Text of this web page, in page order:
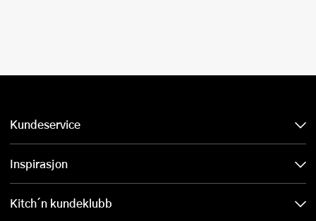
Kundeservice
Inspirasjon
Kitch´n kundeklubb